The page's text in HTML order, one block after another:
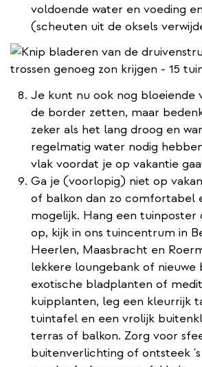
voldoende water en voeding
(scheuten uit de oksels
Je kunt nu ook nog bloeiende
de border zetten, maar
zeker als het lang droog en
regelmatig water nodig
vlak voordat je op vakantie
Ga je (voorlopig) niet op
of balkon dan zo comfortabel
mogelijk. Hang een tuinposter
op, kijk in ons tuincentrum in
Heerlen, Maasbracht en
lekkere loungebank of nieuwe
exotische bladplanten of
kuipplanten, leg een kleurrijk
tuintafel en een vrolijk
terras of balkon. Zorg voor
buitenverlichting of ontsteek 's